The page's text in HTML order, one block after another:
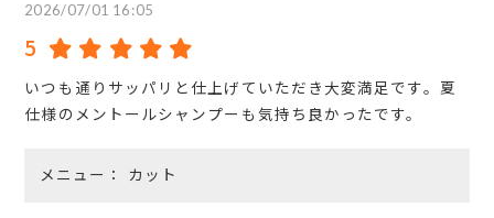
2026/07/01 16:05
5
いつも通りサッパリと仕上げていただき大変満足です。夏
仕様のメントールシャンプーも気持ち良かったです。
メニュー カット